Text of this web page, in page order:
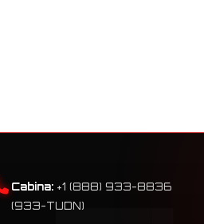
Cabina: +1 (888) 933-8836
(933-TUDN)